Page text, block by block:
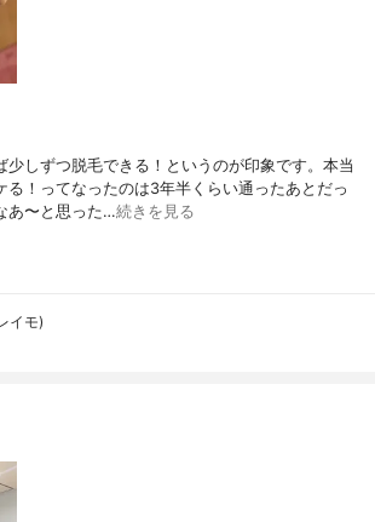
少しずつ脱毛できる！というのが印象です。本当
る！ってなったのは3年半くらい通ったあとだっ
あ〜と思った…続きを見る
イモ)